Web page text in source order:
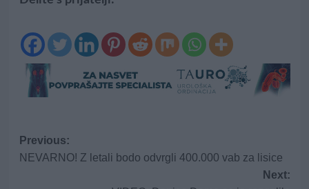
Post
navigation
Previous:
NEVARNO! Z letali bodo odvrgli 400.000 vab za lisice
Next: